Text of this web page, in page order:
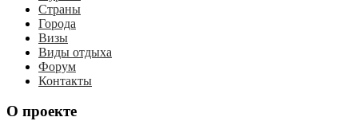
Страны
Города
Визы
Виды отдыха
Форум
Контакты
О проекте